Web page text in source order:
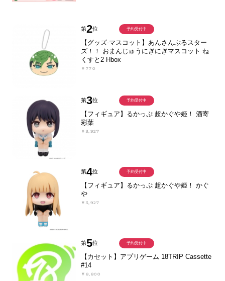
第2位
【グッズ-マスコット】あんさんぶるスター
ズ！！ おまんじゅうにぎにぎマスコット ね
くすと2 Hbox
￥770
予約受付中
第3位
【フィギュア】るかっぷ 超かぐや姫！ 酒寄
彩葉
￥3,927
予約受付中
第4位
【フィギュア】るかっぷ 超かぐや姫！ かぐ
や
￥3,927
予約受付中
第5位
【カセット】アプリゲーム 18TRIP Cassette
#14
￥8,800
予約受付中